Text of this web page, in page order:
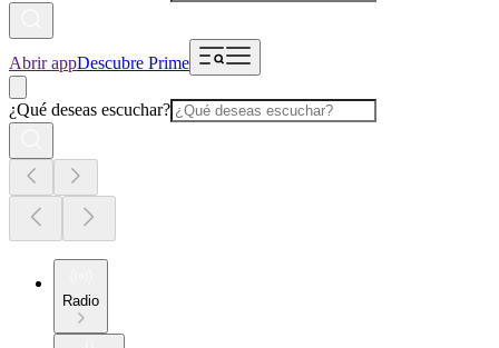
Abrir appDescubre Prime
¿Qué deseas escuchar?
Radio